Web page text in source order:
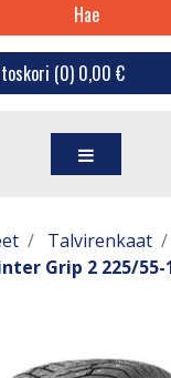
Hae
(0) 0,00 €
Talvirenkaat
Grip 2 225/55-